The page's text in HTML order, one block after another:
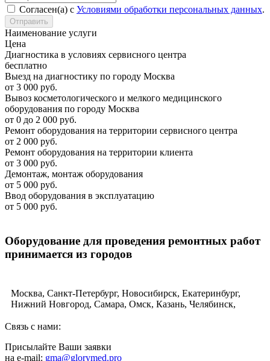
Согласен(а) с Условиями обработки персональных данных.
Отправить
Наименование услуги
Цена
Диагностика в условиях сервисного центра
бесплатно
Выезд на диагностику по городу Москва
от 3 000 руб.
Вывоз косметологического и мелкого медицинского
оборудования по городу Москва
от 0 до 2 000 руб.
Ремонт оборудования на территории сервисного центра
от 2 000 руб.
Ремонт оборудования на территории клиента
от 3 000 руб.
Демонтаж, монтаж оборудования
от 5 000 руб.
Ввод оборудования в эксплуатацию
от 5 000 руб.
Оборудование для проведения ремонтных работ
принимается из городов
Москва, Санкт-Петербург, Новосибирск, Екатеринбург,
Нижний Новгород, Самара, Омск, Казань, Челябинск,
Воронеж, Саратов, Краснодар, Тольятти, Ижевск,
Тюмень, Махачкала, Хабаровск, Новокузнецк, Оренбург,
Кемерово, Рязань, Томск, Астрахань, Пенза, Набережные
Связь с нами:
Присылайте Ваши заявки
на e-mail: gma@glorymed.pro